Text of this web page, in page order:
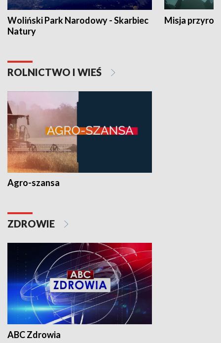
Woliński Park Narodowy - Skarbiec
Natury
Misja
ROLNICTWO I WIEŚ
Agro-szansa
ZDROWIE
ABC Zdrowia